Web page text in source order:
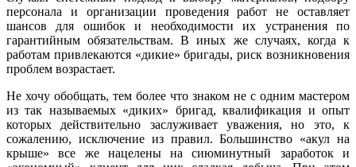
персонала и организации проведения работ не оставляет
шансов для ошибок и необходимости их устранения по
гарантийным обязательствам. В иных же случаях, когда к
работам привлекаются «дикие» бригады, риск возникновения
проблем возрастает.
Не хочу обобщать, тем более что знаком не с одним мастером
из так называемых «диких» бригад, квалификация и опыт
которых действительно заслуживает уважения, но это, к
сожалению, исключение из правил. Большинство «акул на
крыше» все же нацелены на сиюминутный заработок и